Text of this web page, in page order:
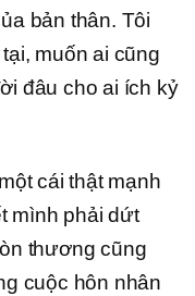
bản thân. Tôi
muốn ai cũng
đâu cho ai ích kỷ
cái thật mạnh
mình phải dứt
thương cũng
cuộc hôn nhân